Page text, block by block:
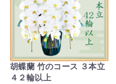
胡蝶蘭 竹のコース ３本立
４２輪以上